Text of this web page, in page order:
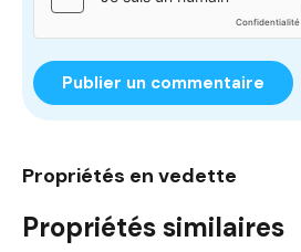
Propriétés en vedette
Propriétés similaires